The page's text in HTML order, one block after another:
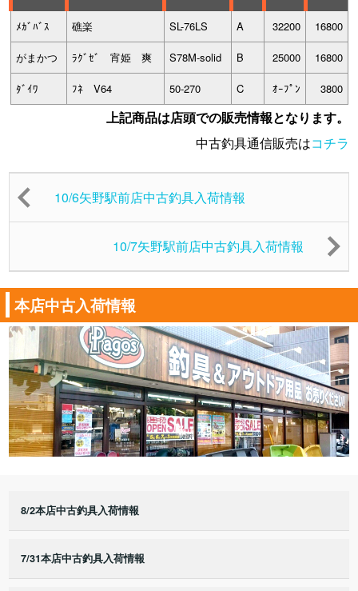
ﾒｶﾞﾊﾞｽ 礁楽 SL-76LS A 32200 16800
がまかつ ﾗｸﾞｾﾞ 宵姫 爽 S78M-solid B 25000 16800
ﾀﾞｲﾜ ﾌﾈ V64 50-270 C ｵｰﾌﾟﾝ 3800
上記商品は店頭での販売情報となります。
中古釣具通信販売はコチラ
10/6矢野駅前店中古釣具入荷情報
10/7矢野駅前店中古釣具入荷情報
本店中古入荷情報
8/2本店中古釣具入荷情報
7/31本店中古釣具入荷情報